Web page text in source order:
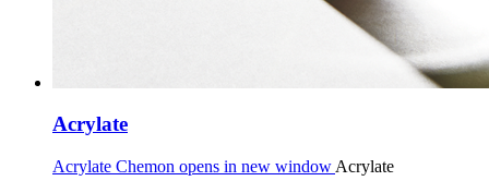
Acrylate
Acrylate Chemon opens in new window Acrylate